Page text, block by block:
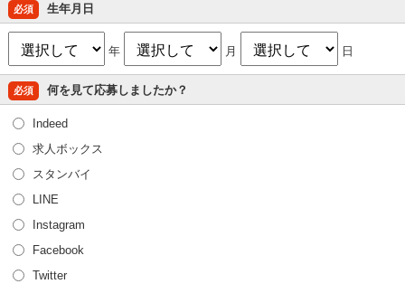
必須 生年月日
年 月 日
必須 何を見て応募しましたか？
Indeed
求人ボックス
スタンバイ
LINE
Instagram
Facebook
Twitter